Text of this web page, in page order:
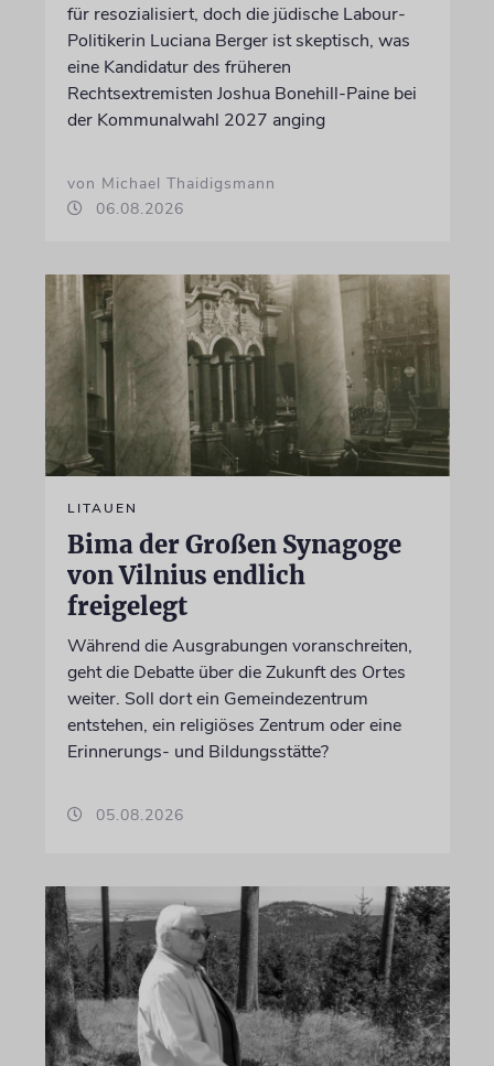
für resozialisiert, doch die jüdische Labour-
Politikerin Luciana Berger ist skeptisch, was
eine Kandidatur des früheren
Rechtsextremisten Joshua Bonehill-Paine bei
der Kommunalwahl 2027 anging
von Michael Thaidigsmann
06.08.2026
LITAUEN
Bima der Großen Synagoge
von Vilnius endlich
freigelegt
Während die Ausgrabungen voranschreiten,
geht die Debatte über die Zukunft des Ortes
weiter. Soll dort ein Gemeindezentrum
entstehen, ein religiöses Zentrum oder eine
Erinnerungs- und Bildungsstätte?
05.08.2026